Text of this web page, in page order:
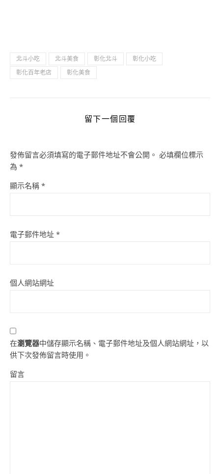
北斗小吃 北斗美食 彰化北斗
彰化小吃
彰化百年老店
彰化美食
留下一個回覆
發佈留言必須填寫的電子郵件地址不會公開。 必填欄位標示
為 *
顯示名稱 *
電子郵件地址 *
個人網站網址
在瀏覽器中儲存顯示名稱、電子郵件地址及個人網站網址，以
供下次發佈留言時使用。
留言